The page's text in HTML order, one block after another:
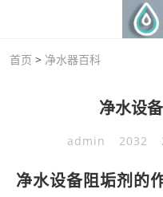
首页 > 净水器百科
净水设
admin 2032
净水设备阻垢剂的